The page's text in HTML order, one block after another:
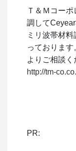
Ｔ＆Ｍコー
調して
ミリ波帯材
っておりま
よりご相談く
http://tm-
PR: